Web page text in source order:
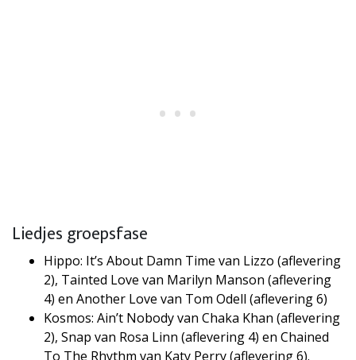
Liedjes groepsfase
Hippo: It’s About Damn Time van Lizzo (aflevering
2), Tainted Love van Marilyn Manson (aflevering
4) en Another Love van Tom Odell (aflevering 6)
Kosmos: Ain’t Nobody van Chaka Khan (aflevering
2), Snap van Rosa Linn (aflevering 4) en Chained
To The Rhythm van Katy Perry (aflevering 6).